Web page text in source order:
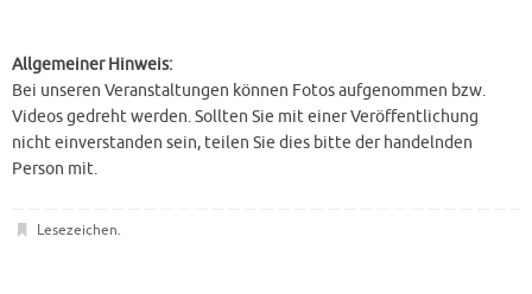
Allgemeiner Hinweis:
Bei unseren Veranstaltungen können Fotos aufgenommen bzw.
Videos gedreht werden. Sollten Sie mit einer Veröffentlichung
nicht einverstanden sein, teilen Sie dies bitte der handelnden
Person mit.
Lesezeichen.